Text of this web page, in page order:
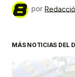
por
MÁS NOTICIAS DEL